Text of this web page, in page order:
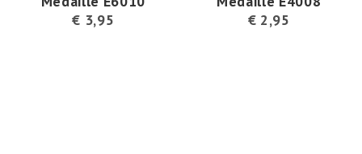
€ 3,95
€ 2,95